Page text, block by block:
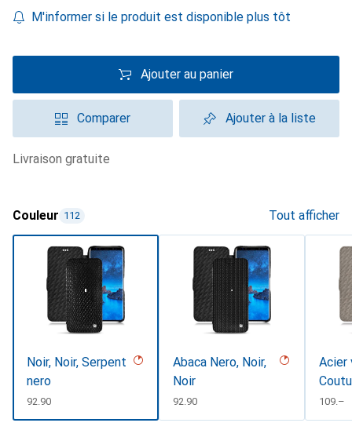
M'informer si le produit est disponible plus tôt
Ajouter au panier
Comparer Ajouter à la liste
livraison gratuite
Couleur 112 Tout afficher
Noir, Noir, Serpent
nero
CHF
92.90
Abaca Nero, Noir,
Noir
CHF
92.90
Acier
CHF
109.–